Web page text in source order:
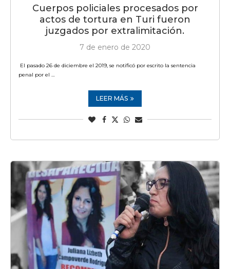
Cuerpos policiales procesados por
actos de tortura en Turi fueron
juzgados por extralimitación.
7 de enero de 2020
El pasado 26 de diciembre el 2019, se notificó por escrito la sentencia
penal por el …
LEER MÁS